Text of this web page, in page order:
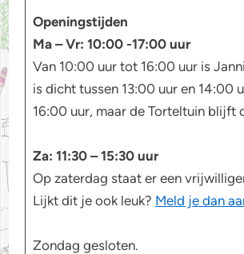
Openingstijden
Ma – Vr: 10:00 -17:00 uur
Van 10:00 uur tot 16:00 uur is
is dicht tussen 13:00 uur en 14:00
16:00 uur, maar de Torteltuin blijft
Za: 11:30 – 15:30 uur
Op zaterdag staat er een
Lijkt dit je ook leuk? Meld je dan
Zondag gesloten.